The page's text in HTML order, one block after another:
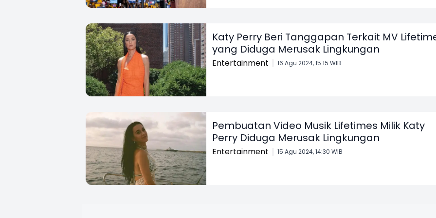
Katy Perry Beri Tanggapan Terkait MV
yang Diduga Merusak Lingkungan
Entertainment 16 Agu 2024, 15:15 WIB
Pembuatan Video Musik Lifetimes Milik Katy
Perry Diduga Merusak Lingkungan
Entertainment 15 Agu 2024, 14:30 WIB